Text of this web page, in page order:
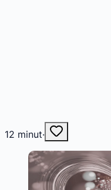
12 minut·